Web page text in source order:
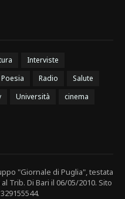
Interviste
Poesia Radio
Salute
Università
cinema
"Giornale di Puglia", testata
Trib. Di Bari il 06/05/2010. Sito